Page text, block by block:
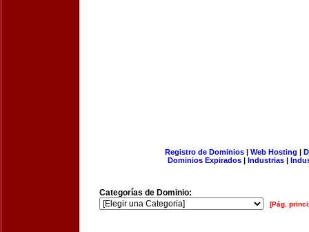
Registro de Dominios| Web Hosting |
Dominios Expirados | Industrias |
Categorías de Dominio:
[Pág.